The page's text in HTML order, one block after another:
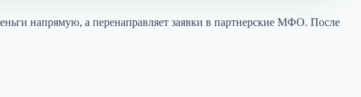
напрямую, а перенаправляет заявки в партнерские МФО. После